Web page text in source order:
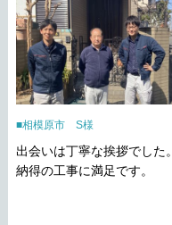
相模原市 S様
出会いは丁寧な挨拶でした。
納得の工事に満足です。